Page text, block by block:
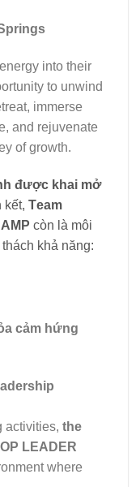
into their
to unwind
immerse
and rejuvenate
of growth.
được khai mở
kết, Team
còn là môi
khả năng:
cảm hứng
activities, the
LEADER
where